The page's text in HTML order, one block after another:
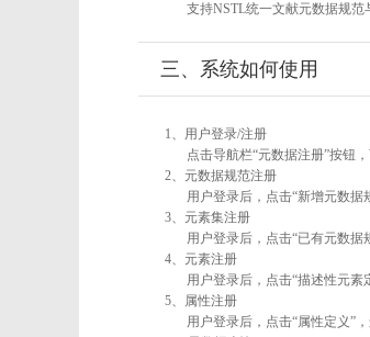
支持NSTL统一文献元数据规范
三、系统如何使用
1、用户登录/注册
点击导航栏“元数据注册”按钮
2、元数据规范注册
用户登录后，点击“新增元数据
3、元素集注册
用户登录后，点击“已有元数据
4、元素注册
用户登录后，点击“描述性元素
5、属性注册
用户登录后，点击“属性定义”